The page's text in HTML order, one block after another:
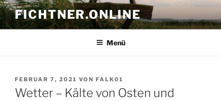
Zum
Inhalt
springen
FICHTNER.ONLINE
Menü
VERÖFFENTLICHT
AM
FEBRUAR 7, 2021 VON FALK01
Wetter – Kälte von Osten und